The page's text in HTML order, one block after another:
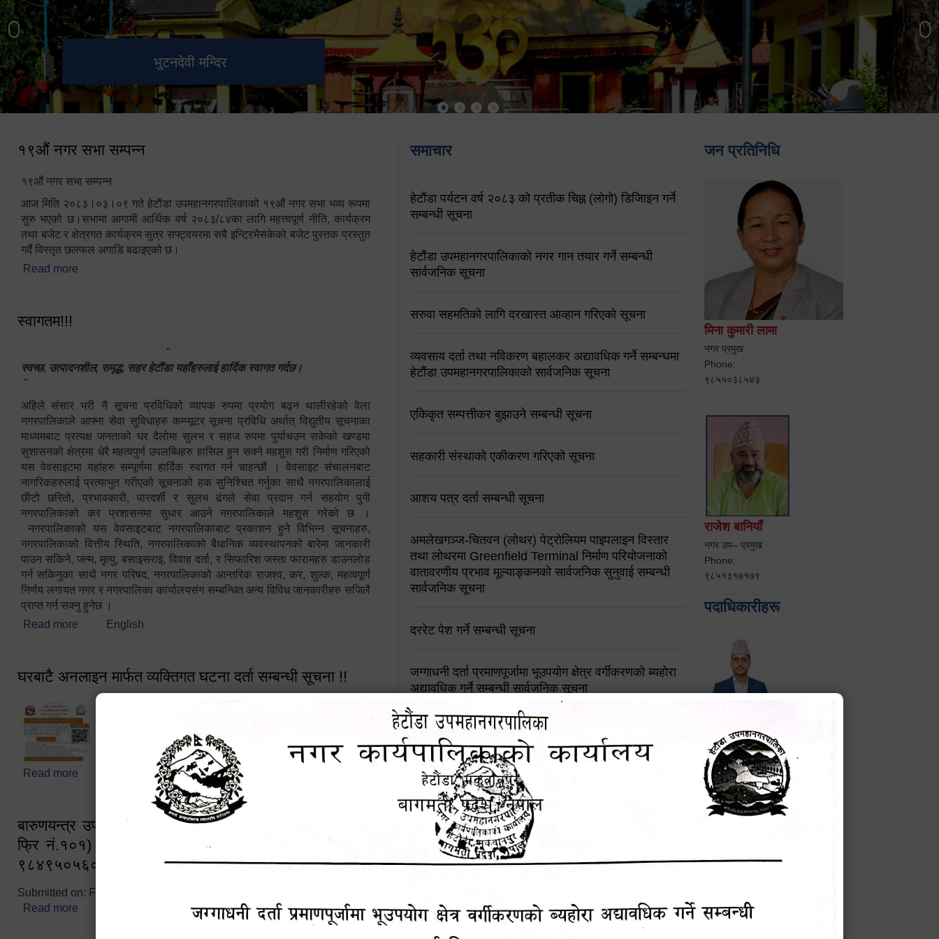
भुटनदेवी मन्दिर
स्मारक
हेटौंडा उपमहानगरपालिका नगर
कार्यपालिकाको कार्यालय
मनकामना डाँडाबाट देखिएको दृश्य
१९औं नगर सभा सम्पन्न
१९औं नगर सभा सम्पन्न
आज मिति २०८३।०३।०९ गते हेटौंडा उपमहानगरपालिकाको १९औं नगर सभा भव्य रूपमा
सुरु भएको छ।सभामा आगामी आर्थिक वर्ष २०८३/८४का लागि महत्त्वपूर्ण नीति, कार्यक्रम
तथा बजेट र क्षेत्रगत कार्यक्रम सुत्र सफ्ट्वयरमा सबै इन्ट्रिभैसकेको बजेट पुस्तक प्रस्तुत
गर्दै विस्तृत छलफल अगाडि बढाइएको छ।
Read more
स्वागतम!!!
"
स्वच्छ, उत्पादनशील, समृद्ध, सहर हेटौंडा यहाँहरुलाई हार्दिक स्वागत गर्दछ।
"
अहिले संसार भरी नै सूचना प्रविधिको व्यापक रुपमा प्रयोग बढ्न थालीरहेको वेला
नगरपालिकाले आफ्ना सेवा सुविधाहरु कम्प्यूटर सूचना प्रविधि अर्थात् विद्युतीय सूचनाका
माध्यमबाट प्रत्यक्ष जनताको घर दैलोमा सुलभ र सहज रुपमा पुर्याचउन सकेको खण्डमा
सुशासनको क्षेत्रमा धेरै महत्वपुर्ण उपलब्धिहरु हासिल हुन सक्ने महशुस गरी निर्माण गरिएको
यस वेवसाइटमा यहांहरु सम्पूर्णमा हार्दिक स्वागत गर्न चाहन्छौं । वेवसाइट संचालनबाट
नागरिकहरुलाई प्रत्याभुत गरीएको सूचनाको हक सुनिश्चित गर्नुका साथै नगरपालिकालाई
छीटो छरितो, प्रभावकारी, पारदर्शी र सुलभ ढंगले सेवा प्रदान गर्न सहयोग पुगी
नगरपालिकाको कर प्रशासनमा सुधार आउने नगरपालिकाले महशुस गरेको छ ।
नगरपालिकाको यस वेवसाइटबाट नगरपालिकाबाट प्रकाशन हुने विभिन्न सूचनाहरु,
नगरपालिकाको वित्तीय स्थिति, नगरपालिकाको बैधानिक व्यवस्थापनको बारेमा जानकारी
पाउन सकिने, जन्म, मृत्यु, बसाइसराइ, विवाह दर्ता, र सिफारिश जस्ता फारामहरु डाउनलोड
गर्न सकिनुका साथै नगर परिषद, नगरपालिकाको आन्तरिक राजश्व, कर, शुल्क, महत्वपूर्ण
निर्णय लगायत नगर र नगरपालिका कार्यालयसंग सम्बन्धित अन्य विविध जानकारीहरु सजिलै
प्राप्त गर्न सक्नु हुनेछ ।
Read more about स्वागतम!!!
English
घरबाटै अनलाइन मार्फत व्यक्तिगत घटना दर्ता सम्बन्धी सूचना !!
Read more about घरबाटै अनलाइन मार्फत व्यक्तिगत घटना दर्ता सम्बन्धी सूचना !!
बारुणयन्त्र उपशाखा इन्चार्जको सम्पर्क नं. ९८४१६४५३५६ (टोल
फ्रि नं.१०१) फोन नं. ०५७-५२०६७७ शव बहान चालकको नं.
९८४९५०५६००
Submitted on: Fri, 02/25/2022 - 10:50
Read more about बारुणयन्त्र उपशाखा इन्चार्जको सम्पर्क नं. ९८४१६४५३५६ (टोल फ्रि
नं.१०१) फोन नं. ०५७-५२०६७७ शव बहान चालकको नं. ९८४९५०५६००
समाचार
हेटौंडा पर्यटन वर्ष २०८३ को प्रतीक चिह्न (लोगो) डिजिाइन गर्ने
सम्बन्धी सूचना
हेटौंडा उपमहानगरपालिकाको नगर गान तयार गर्ने सम्बन्धी
सार्वजनिक सूचना
सरुवा सहमतिको लागि दरखास्त आव्हान गरिएको सूचना
व्यवसाय दर्ता तथा नविकरण बहालकर अद्यावधिक गर्ने सम्बन्धमा
हेटौंडा उपमहानगरपालिकाको सार्वजनिक सूचना
एकिकृत सम्पत्तीकर बुझाउने सम्बन्धी सूचना
सहकारी संस्थाको एकीकरण गरिएको सूचना
आशय पत्र दर्ता सम्बन्धी सूचना
अमलेखगञ्ज-चितवन (लोथर) पेट्रोलियम पाइपलाइन विस्तार
तथा लोथरमा Greenfield Terminal निर्माण परियोजनाको
वातावरणीय प्रभाव मूल्याङ्कनको सार्वजनिक सुनुवाई सम्बन्धी
सार्वजनिक सूचना
दररेट पेश गर्ने सम्बन्धी सूचना
जग्गाधनी दर्ता प्रमाणपूर्जामा भूउपयोग क्षेत्र वर्गीकरणको ब्यहोरा
अद्यावधिक गर्ने सम्बन्धी सार्वजनिक सूचना
आशय पत्र दर्ता सम्बन्धी सूचना
शिक्षक सरुवा सहमतिका लागि दरखास्त आव्हान सम्बन्धी सूचना !
हेटौंडा उपमहानगरपालिकाको सूची दर्ता सम्बन्धी सूचना
चुरियामाई सुरुङको संरक्षण तथा व्यवस्थापनको जिम्मेवारी
पोषाक र परिचयपत्र अनिवार्य लगाउने सम्बन्धमा ।
जन प्रतिनिधि
मिना कुमारी लामा
नगर प्रमुख
Phone:
९८५५०३८५४३
राजेश बानियाँ
नगर उप– प्रमुख
Phone:
९८५१३१७१७९
पदाधिकारीहरू
प्रमुख प्रशासकीय अधिकृत
Phone: 9855010111
सविन न्यौपाने